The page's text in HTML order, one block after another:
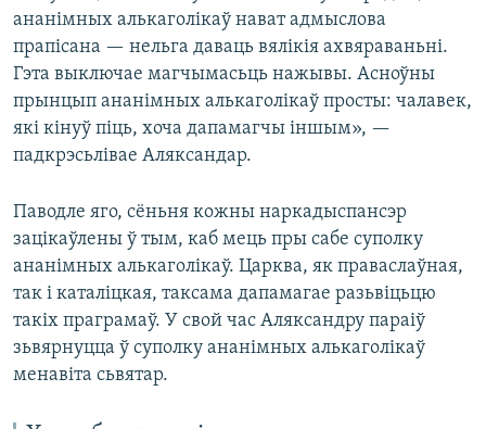
ананімных алькаголікаў нават адмыслова
прапісана — нельга даваць вялікія ахвяраваньні.
Гэта выключае магчымасьць нажывы. Асноўны
прынцып ананімных алькаголікаў просты: чалавек,
які кінуў піць, хоча дапамагчы іншым», —
падкрэсьлівае Аляксандар.
Паводле яго, сёньня кожны наркадыспансэр
зацікаўлены ў тым, каб мець пры сабе суполку
ананімных алькаголікаў. Царква, як праваслаўная,
так і каталіцкая, таксама дапамагае разьвіцьцю
такіх праграмаў. У свой час Аляксандру параіў
зьвярнуцца ў суполку ананімных алькаголікаў
менавіта сьвятар.